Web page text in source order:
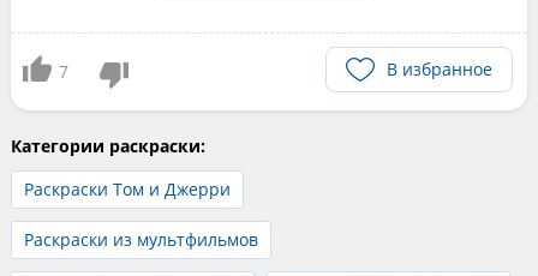
7 В избранное
Категории раскраски:
Раскраски Том и Джерри
Раскраски из мультфильмов